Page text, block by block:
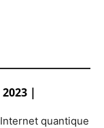
|
quantique